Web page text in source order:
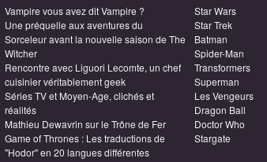
Vampire vous avez dit Vampire ?
Une préquelle aux aventures du
Sorceleur avant la nouvelle saison de The
Witcher
Rencontre avec Liguori Lecomte, un chef
cuisinier véritablement geek
Séries TV et Moyen-Age, clichés et
réalités
Mathieu Dewavrin sur le Trône de Fer
Game of Thrones : Les traductions de
"Hodor" en 20 langues différentes
Star Wars
Star Trek
Batman
Spider-Man
Transformers
Superman
Les Vengeurs
Dragon Ball
Doctor Who
Stargate